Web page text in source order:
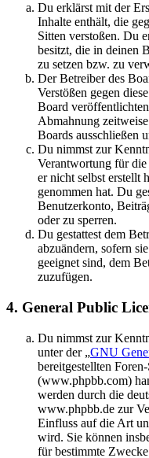
Du erklärst mit der
Inhalte enthält, die
Sitten verstoßen. Du
besitzt, die in deinen
zu setzen bzw. zu
Der Betreiber des
Verstößen gegen
Board
Abmahnung
Boards ausschließen
Du nimmst zur
Verantwortung für
er nicht selbst erstellt
genommen hat. Du
Benutzerkonto,
oder zu sperren.
Du gestattest dem
abzuändern, sofern
geeignet sind, dem
zuzufügen.
4. General Public
Du nimmst zur
unter der „GNU
bereitgestellten
(www.phpbb.com)
werden durch die
www.phpbb.de zur
Einfluss auf die Art
wird. Sie können
für bestimmte